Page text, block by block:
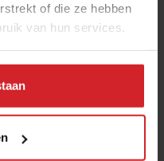
of die ze hebben
van hun services.
26 juni 2021| 3 min